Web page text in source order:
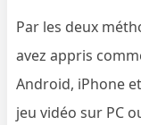
Par les deux
avez appris
Android, iPhone
jeu vidéo sur PC